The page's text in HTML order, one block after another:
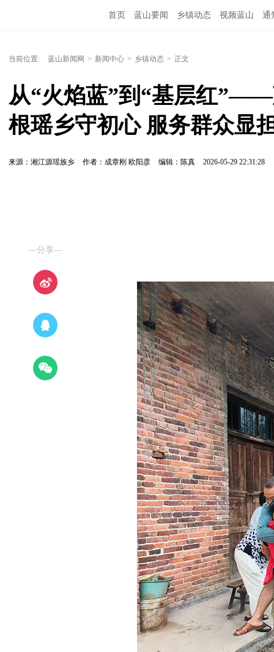
首页 蓝山要闻 乡镇动态 视频蓝山 通
当前位置: 蓝山新闻网 > 新闻中心 > 乡镇动态 > 正文
从“火焰蓝”到“基层红
根瑶乡守初心 服务群众显
来源：湘江源瑶族乡 作者：成章刚 欧阳彦 编辑：陈真 2026-05-29 22:31:28
—分享—